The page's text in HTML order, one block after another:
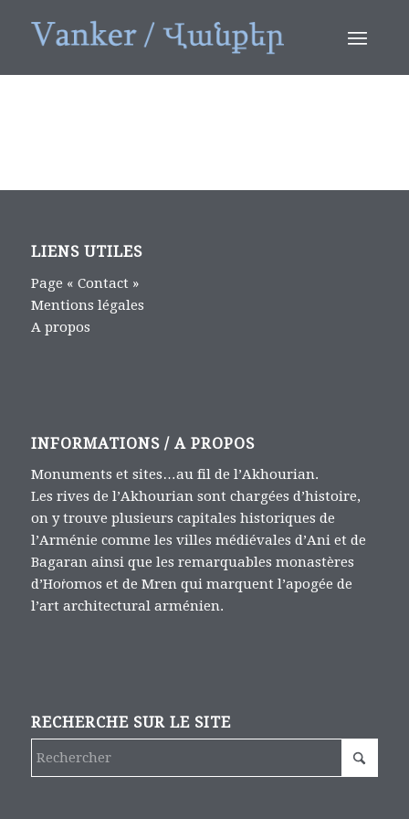
LIENS UTILES
Page « Contact »
Mentions légales
A propos
INFORMATIONS / A PROPOS
Monuments et sites…au fil de l’Akhourian.
Les rives de l’Akhourian sont chargées d’histoire,
on y trouve plusieurs capitales historiques de
l’Arménie comme les villes médiévales d’Ani et de
Bagaran ainsi que les remarquables monastères
d’Hoṙomos et de Mren qui marquent l’apogée de
l’art architectural arménien.
RECHERCHE SUR LE SITE